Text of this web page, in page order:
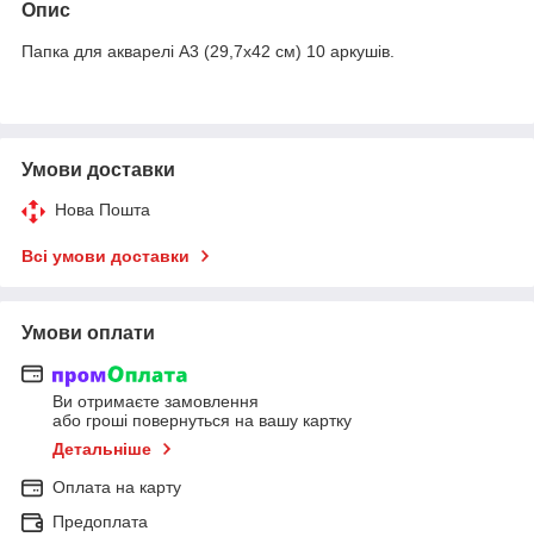
Опис
Папка для акварелі А3 (29,7х42 см) 10 аркушів.
Умови доставки
Нова Пошта
Всі умови доставки
Умови оплати
Ви отримаєте замовлення
або гроші повернуться на вашу картку
Детальніше
Оплата на карту
Предоплата